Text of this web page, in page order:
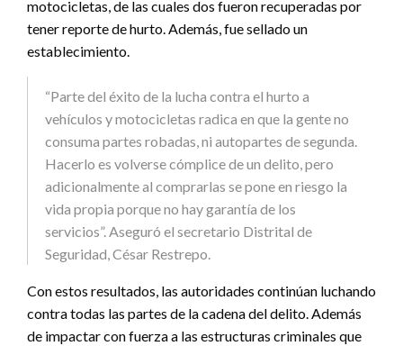
motocicletas, de las cuales dos fueron recuperadas por
tener reporte de hurto. Además, fue sellado un
establecimiento.
“Parte del éxito de la lucha contra el hurto a
vehículos y motocicletas radica en que la gente no
consuma partes robadas, ni autopartes de segunda.
Hacerlo es volverse cómplice de un delito, pero
adicionalmente al comprarlas se pone en riesgo la
vida propia porque no hay garantía de los
servicios”. Aseguró el secretario Distrital de
Seguridad, César Restrepo.
Con estos resultados, las autoridades continúan luchando
contra todas las partes de la cadena del delito. Además
de impactar con fuerza a las estructuras criminales que